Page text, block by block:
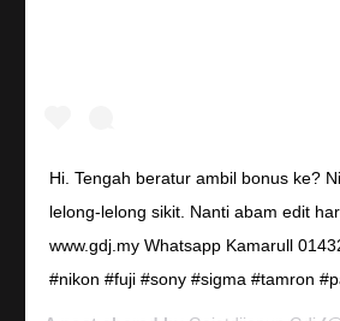
Hi. Tengah beratur ambil bonus ke?
lelong-lelong sikit. Nanti abam edit
www.gdj.my Whatsapp Kamarull
#nikon #fuji #sony #sigma #tamron